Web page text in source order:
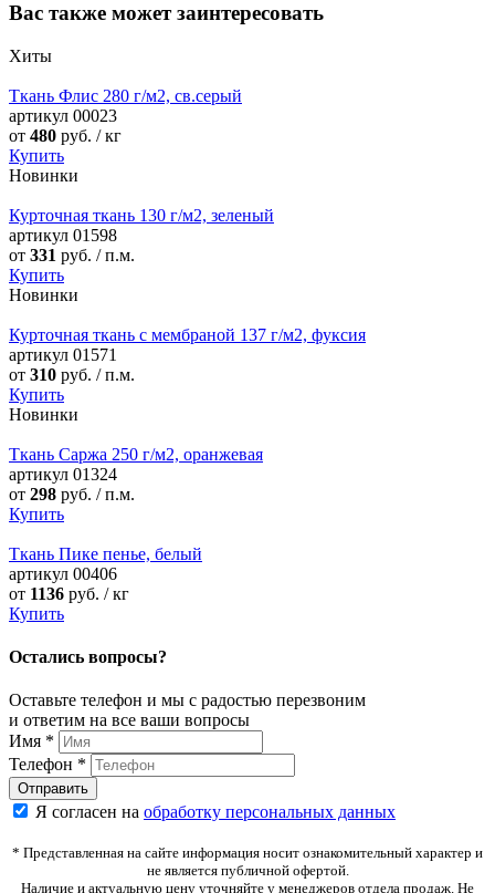
Вас также может заинтересовать
Хиты
Ткань Флис 280 г/м2, св.серый
артикул 00023
от 480 руб. / кг
Купить
Новинки
Курточная ткань 130 г/м2, зеленый
артикул 01598
от 331 руб. / п.м.
Купить
Новинки
Курточная ткань с мембраной 137 г/м2, фуксия
артикул 01571
от 310 руб. / п.м.
Купить
Новинки
Ткань Саржа 250 г/м2, оранжевая
артикул 01324
от 298 руб. / п.м.
Купить
Ткань Пике пенье, белый
артикул 00406
от 1136 руб. / кг
Купить
Остались вопросы?
Оставьте телефон и мы с радостью перезвоним
и ответим на все ваши вопросы
Имя *
Телефон *
Я согласен на обработку персональных данных
* Представленная на сайте информация носит ознакомительный характер и
не является публичной офертой.
Наличие и актуальную цену уточняйте у менеджеров отдела продаж. Не